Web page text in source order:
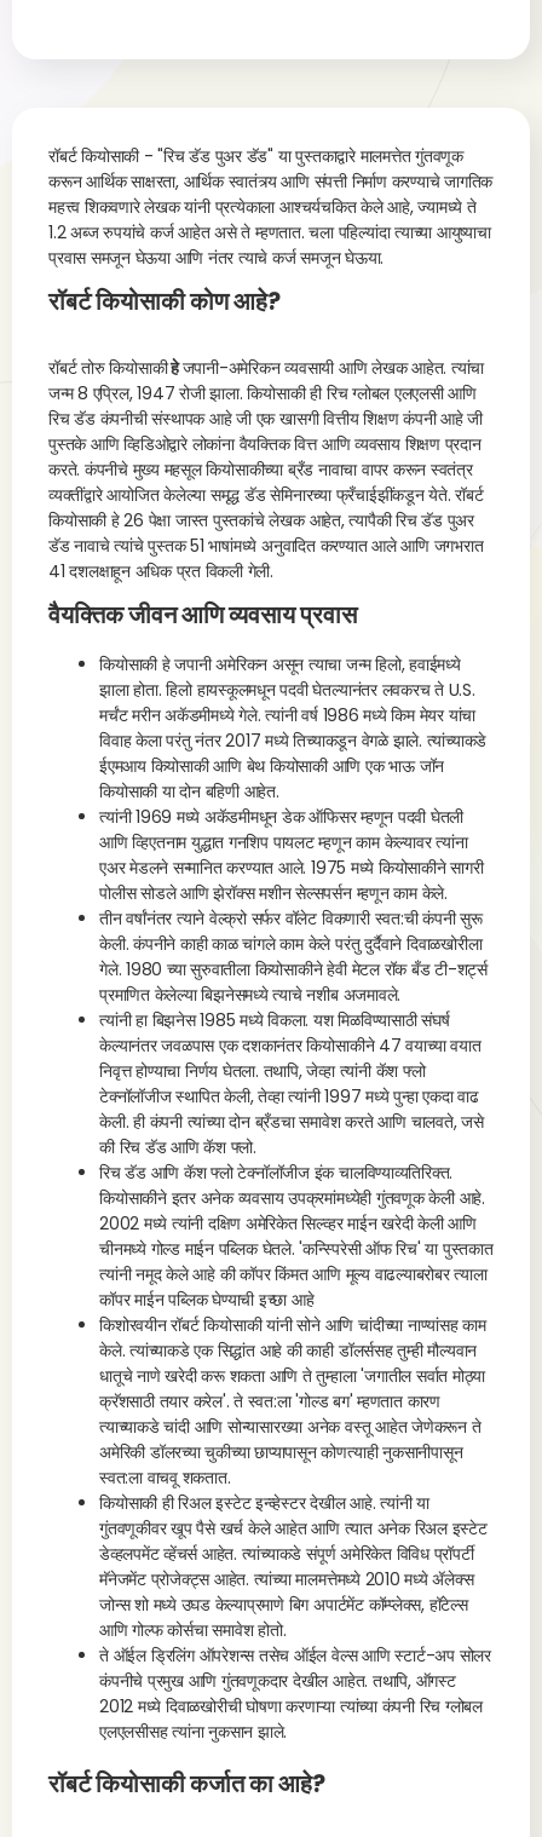
रॉबर्ट कियोसाकी - "रिच डॅड पुअर डॅड" या पुस्तकाद्वारे मालमत्तेत गुंतवणूक
करून आर्थिक साक्षरता, आर्थिक स्वातंत्र्य आणि संपत्ती निर्माण करण्याचे जागतिक
महत्त्व शिकवणारे लेखक यांनी प्रत्येकाला आश्चर्यचकित केले आहे, ज्यामध्ये ते
1.2 अब्ज रुपयांचे कर्ज आहेत असे ते म्हणतात. चला पहिल्यांदा त्याच्या आयुष्याचा
प्रवास समजून घेऊया आणि नंतर त्याचे कर्ज समजून घेऊया.
रॉबर्ट कियोसाकी कोण आहे?
रॉबर्ट तोरु कियोसाकीहेजपानी-अमेरिकन व्यवसायी आणि लेखक आहेत. त्यांचा
जन्म 8 एप्रिल, 1947 रोजी झाला. कियोसाकी ही रिच ग्लोबल एलएलसी आणि
रिच डॅड कंपनीची संस्थापक आहे जी एक खासगी वित्तीय शिक्षण कंपनी आहे जी
पुस्तके आणि व्हिडिओद्वारे लोकांना वैयक्तिक वित्त आणि व्यवसाय शिक्षण प्रदान
करते. कंपनीचे मुख्य महसूल कियोसाकीच्या ब्रँड नावाचा वापर करून स्वतंत्र
व्यक्तींद्वारे आयोजित केलेल्या समृद्ध डॅड सेमिनारच्या फ्रँचाईझींकडून येते. रॉबर्ट
कियोसाकी हे 26 पेक्षा जास्त पुस्तकांचे लेखक आहेत, त्यापैकी रिच डॅड पुअर
डॅड नावाचे त्यांचे पुस्तक 51 भाषांमध्ये अनुवादित करण्यात आले आणि जगभरात
41 दशलक्षाहून अधिक प्रत विकली गेली.
वैयक्तिक जीवन आणि व्यवसाय प्रवास
कियोसाकी हे जपानी अमेरिकन असून त्याचा जन्म हिलो, हवाईमध्ये
झाला होता. हिलो हायस्कूलमधून पदवी घेतल्यानंतर लवकरच ते U.S.
मर्चंट मरीन अकॅडमीमध्ये गेले. त्यांनी वर्ष 1986 मध्ये किम मेयर यांचा
विवाह केला परंतु नंतर 2017 मध्ये तिच्याकडून वेगळे झाले. त्यांच्याकडे
ईएमआय कियोसाकी आणि बेथ कियोसाकी आणि एक भाऊ जॉन
कियोसाकी या दोन बहिणी आहेत.
त्यांनी 1969 मध्ये अकॅडमीमधून डेक ऑफिसर म्हणून पदवी घेतली
आणि व्हिएतनाम युद्धात गनशिप पायलट म्हणून काम केल्यावर त्यांना
एअर मेडलने सन्मानित करण्यात आले. 1975 मध्ये कियोसाकीने सागरी
पोलीस सोडले आणि झेरॉक्स मशीन सेल्सपर्सन म्हणून काम केले.
तीन वर्षांनंतर त्याने वेल्क्रो सर्फर वॉलेट विकणारी स्वत:ची कंपनी सुरू
केली. कंपनीने काही काळ चांगले काम केले परंतु दुर्दैवाने दिवाळखोरीला
गेले. 1980 च्या सुरुवातीला कियोसाकीने हेवी मेटल रॉक बँड टी-शर्ट्स
प्रमाणित केलेल्या बिझनेसमध्ये त्याचे नशीब अजमावले.
त्यांनी हा बिझनेस 1985 मध्ये विकला. यश मिळविण्यासाठी संघर्ष
केल्यानंतर जवळपास एक दशकानंतर कियोसाकीने 47 वयाच्या वयात
निवृत्त होण्याचा निर्णय घेतला. तथापि, जेव्हा त्यांनी कॅश फ्लो
टेक्नॉलॉजीज स्थापित केली, तेव्हा त्यांनी 1997 मध्ये पुन्हा एकदा वाढ
केली. ही कंपनी त्यांच्या दोन ब्रँडचा समावेश करते आणि चालवते, जसे
की रिच डॅड आणि कॅश फ्लो.
रिच डॅड आणि कॅश फ्लो टेक्नॉलॉजीज इंक चालविण्याव्यतिरिक्त.
कियोसाकीने इतर अनेक व्यवसाय उपक्रमांमध्येही गुंतवणूक केली आहे.
2002 मध्ये त्यांनी दक्षिण अमेरिकेत सिल्व्हर माईन खरेदी केली आणि
चीनमध्ये गोल्ड माईन पब्लिक घेतले. 'कन्स्पिरेसी ऑफ रिच' या पुस्तकात
त्यांनी नमूद केले आहे की कॉपर किंमत आणि मूल्य वाढल्याबरोबर त्याला
कॉपर माईन पब्लिक घेण्याची इच्छा आहे
किशोरवयीन रॉबर्ट कियोसाकी यांनी सोने आणि चांदीच्या नाण्यांसह काम
केले. त्यांच्याकडे एक सिद्धांत आहे की काही डॉलर्ससह तुम्ही मौल्यवान
धातूचे नाणे खरेदी करू शकता आणि ते तुम्हाला 'जगातील सर्वात मोठ्या
क्रॅशसाठी तयार करेल'. ते स्वत:ला 'गोल्ड बग' म्हणतात कारण
त्याच्याकडे चांदी आणि सोन्यासारख्या अनेक वस्तू आहेत जेणेकरून ते
अमेरिकी डॉलरच्या चुकीच्या छाप्यापासून कोणत्याही नुकसानीपासून
स्वत:ला वाचवू शकतात.
कियोसाकी ही रिअल इस्टेट इन्व्हेस्टर देखील आहे. त्यांनी या
गुंतवणूकीवर खूप पैसे खर्च केले आहेत आणि त्यात अनेक रिअल इस्टेट
डेव्हलपमेंट व्हेंचर्स आहेत. त्यांच्याकडे संपूर्ण अमेरिकेत विविध प्रॉपर्टी
मॅनेजमेंट प्रोजेक्ट्स आहेत. त्यांच्या मालमत्तेमध्ये 2010 मध्ये ॲलेक्स
जोन्स शो मध्ये उघड केल्याप्रमाणे बिग अपार्टमेंट कॉम्प्लेक्स, हॉटेल्स
आणि गोल्फ कोर्सचा समावेश होतो.
ते ऑईल ड्रिलिंग ऑपरेशन्स तसेच ऑईल वेल्स आणि स्टार्ट-अप सोलर
कंपनीचे प्रमुख आणि गुंतवणूकदार देखील आहेत. तथापि, ऑगस्ट
2012 मध्ये दिवाळखोरीची घोषणा करणाऱ्या त्यांच्या कंपनी रिच ग्लोबल
एलएलसीसह त्यांना नुकसान झाले.
रॉबर्ट कियोसाकी कर्जात का आहे?